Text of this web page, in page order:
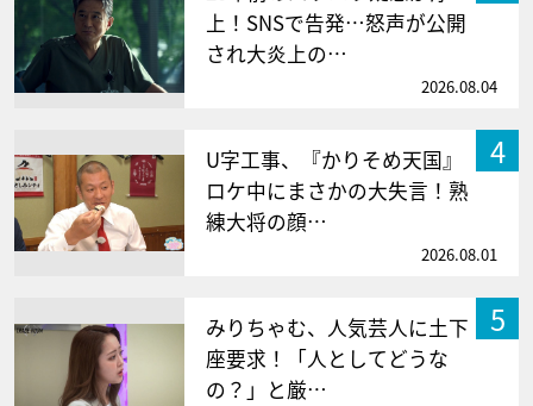
上！SNSで告発…怒声が公開
され大炎上の…
2026.08.04
4
U字工事、『かりそめ天国』
ロケ中にまさかの大失言！熟
練大将の顔…
2026.08.01
5
みりちゃむ、人気芸人に土下
座要求！「人としてどうな
の？」と厳…